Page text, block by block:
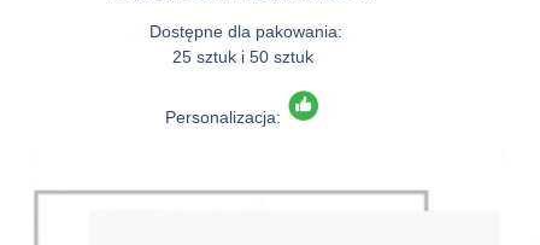
Dostępne dla pakowania:
25 sztuk i 50 sztuk
Personalizacja: